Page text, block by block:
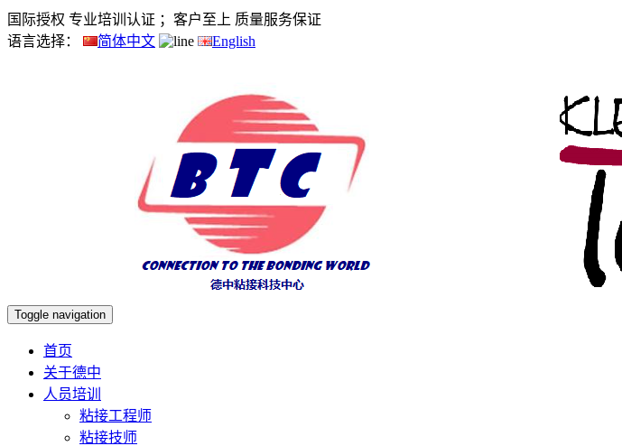
国际授权 专业培训认证 ；客户至上 质量服务保证
语言选择：
简体中文 English
Toggle navigation
首页
关于德中
人员培训
粘接工程师
粘接技师